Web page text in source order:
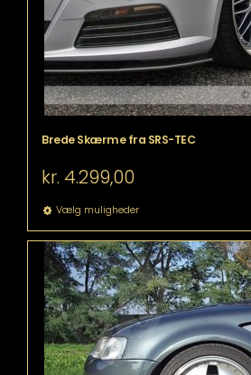
Brede Skærme fra SRS-TEC
kr. 4.299,00
Vælg mulighederDette
vare
har
flere
varianter.
Mulighederne
kan
vælges
på
varesiden